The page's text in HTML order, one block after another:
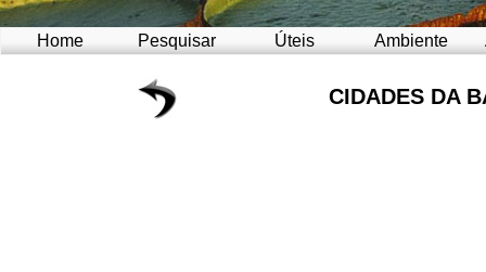
Home Pesquisar Úteis Ambiente
CIDADES DA